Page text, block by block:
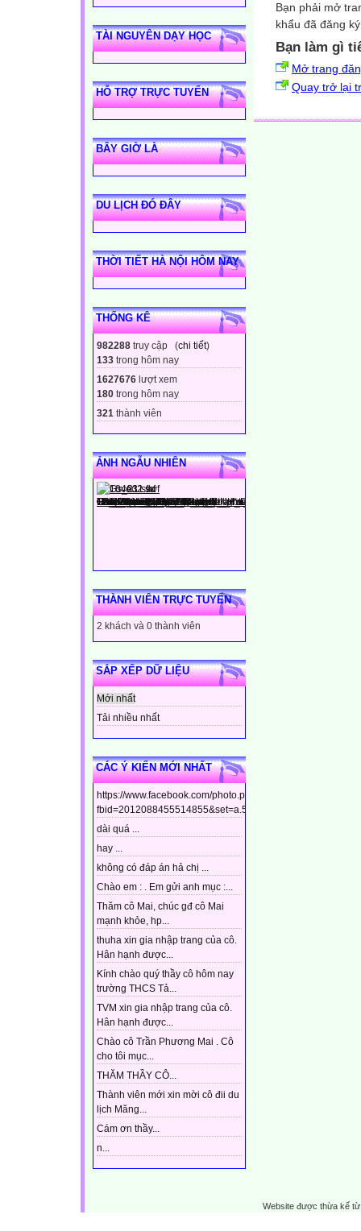
TÀI NGUYÊN DẠY HỌC
HỖ TRỢ TRỰC TUYẾN
BÂY GIỜ LÀ
DU LỊCH ĐÓ ĐÂY
THỜI TIẾT HÀ NỘI HÔM NAY
THỐNG KÊ
982288 truy cập (chi tiết)
133 trong hôm nay
1627676 lượt xem
180 trong hôm nay
321 thành viên
ẢNH NGẪU NHIÊN
THÀNH VIÊN TRỰC TUYẾN
2 khách và 0 thành viên
SẮP XẾP DỮ LIỆU
Mới nhất
Tải nhiều nhất
CÁC Ý KIẾN MỚI NHẤT
https://www.facebook.com/photo.php?
dài quá ...
hay ...
không có đáp án hả chị ...
Chào em : . Em gửi anh mục :...
Thăm cô Mai, chúc gđ cô Mai
mạnh khỏe, hp...
thuha xin gia nhập trang của cô.
Hân hạnh được...
Kính chào quý thầy cô hôm nay
trường THCS Tả...
TVM xin gia nhập trang của cô.
Hân hạnh được...
Chào cô Trần Phương Mai . Cô
cho tôi mục...
THĂM THẦY CÔ...
Thành viên mới xin mời cô đii du
lịch Măng...
Cám ơn thầy...
n...
Bạn phải mở
khẩu đã đăng
Bạn làm gì
Mở trang
Quay trở lại
Website được thừa kế